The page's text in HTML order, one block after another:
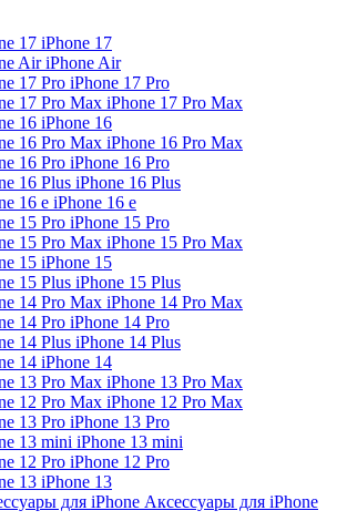
iPhone 17
iPhone Air
iPhone 17 Pro
iPhone 17 Pro Max
iPhone 16
iPhone 16 Pro Max
iPhone 16 Pro
iPhone 16 Plus
iPhone 16 e
iPhone 15 Pro
iPhone 15 Pro Max
iPhone 15
iPhone 15 Plus
iPhone 14 Pro Max
iPhone 14 Pro
iPhone 14 Plus
iPhone 14
iPhone 13 Pro Max
iPhone 12 Pro Max
iPhone 13 Pro
iPhone 13 mini
iPhone 12 Pro
iPhone 13
Аксессуары для iPhone